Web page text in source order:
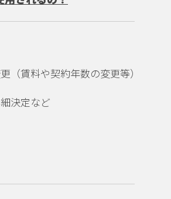
（賃料や契約年数の変更等）
決定など